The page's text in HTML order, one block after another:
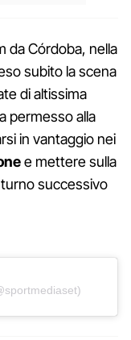
da Córdoba, nella
subito la scena
di altissima
permesso alla
in vantaggio nei
e mettere sulla
successivo